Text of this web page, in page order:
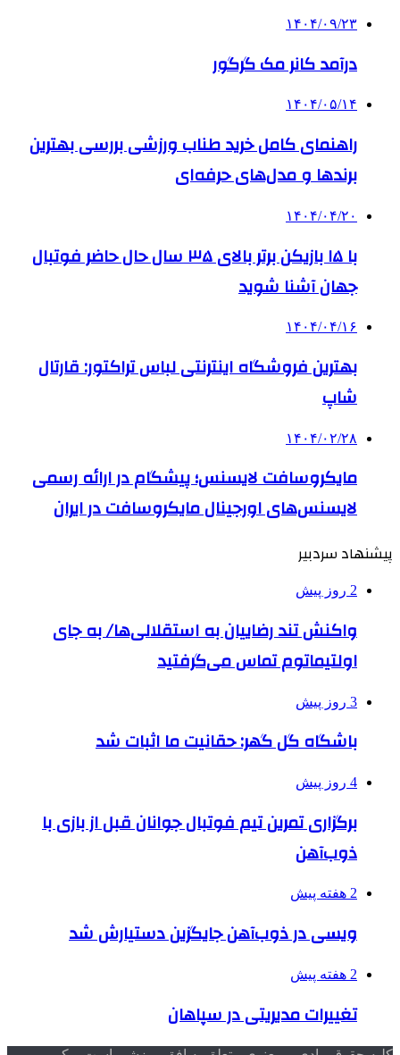
۱۴۰۴/۰۹/۲۳
درآمد کانر مک گرگور
۱۴۰۴/۰۵/۱۴
راهنمای کامل خرید طناب ورزشی بررسی بهترین
برندها و مدل‌های حرفه‌ای
۱۴۰۴/۰۴/۲۰
با ۱۵ بازیکن برتر بالای ۳۵ سال حال حاضر فوتبال
جهان آشنا شوید
۱۴۰۴/۰۴/۱۶
بهترین فروشگاه اینترنتی لباس تراکتور: قارتال
شاپ
۱۴۰۴/۰۲/۲۸
مایکروسافت لایسنس؛ پیشگام در ارائه رسمی
لایسنس‌های اورجینال مایکروسافت در ایران
پیشنهاد سردبیر
2 روز پیش
واکنش تند رضاییان به استقلالی‌ها/ به جای
اولتیماتوم تماس می‌گرفتید
3 روز پیش
باشگاه گل گهر: حقانیت ما اثبات شد
4 روز پیش
برگزاری تمرین تیم فوتبال جوانان قبل از بازی با
ذوب‌آهن
2 هفته پیش
ویسی در ذوب‌آهن جایگزین دستیارش شد
2 هفته پیش
تغییرات مدیریتی در سپاهان